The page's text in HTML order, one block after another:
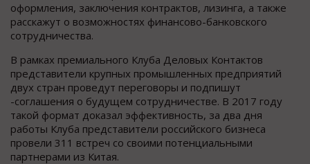
оформления, заключения контрактов, лизинга, а также
расскажут о возможностях финансово-банковского
сотрудничества.
В рамках премиального Клуба Деловых Контактов
представители крупных промышленных предприятий
двух стран проведут переговоры и подпишут
-соглашения о будущем сотрудничестве. В 2017 году
такой формат доказал эффективность, за два дня
работы Клуба представители российского бизнеса
провели 311 встреч со своими потенциальными
партнерами из Китая.